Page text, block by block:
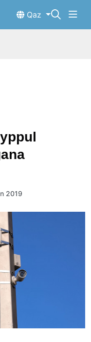
Qaz
2019